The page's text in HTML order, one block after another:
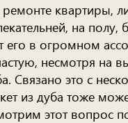
квартиры,
на полу,
его в огромном
несмотря на
Связано это с
из дуба тоже
этот вопрос